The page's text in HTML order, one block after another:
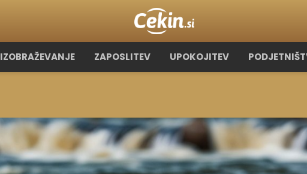
IZOBRAŽEVANJE ZAPOSLITEV UPOKOJITEV